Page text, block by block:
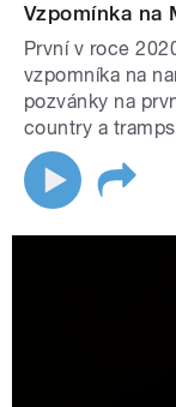
Vzpomínka na
První v roce
vzpomníka na
pozvánky na
country a